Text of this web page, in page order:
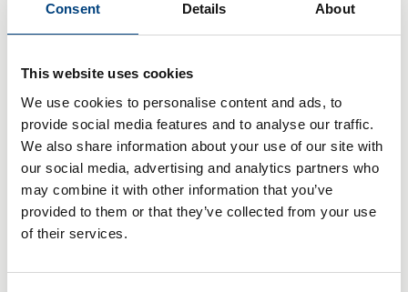
Consent Details About
This website uses cookies
We use cookies to personalise content and ads, to
provide social media features and to analyse our traffic.
We also share information about your use of our site with
our social media, advertising and analytics partners who
may combine it with other information that you’ve
provided to them or that they’ve collected from your use
of their services.
auttanut näitä yrityksiä
"Meille tulliprosessin automatisointi edbicin avulla oli
meidät toiminnassa. Se ei olisi toiminut